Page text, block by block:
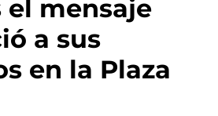
el mensaje
a sus
en la Plaza